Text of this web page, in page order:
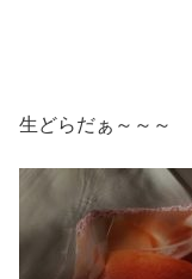
生どらだぁ～～～